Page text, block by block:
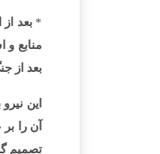
*
منابع
بعد از
این
آن را
تصمیم